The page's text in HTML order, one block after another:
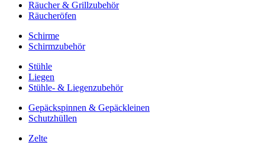
Räucher & Grillzubehör
Räucheröfen
Schirme
Schirmzubehör
Stühle
Liegen
Stühle- & Liegenzubehör
Gepäckspinnen & Gepäckleinen
Schutzhüllen
Zelte